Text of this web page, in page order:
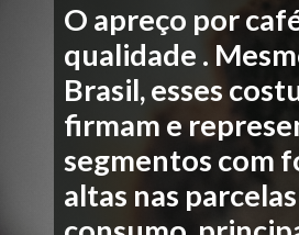
O apreço por
qualidade .
Brasil, esses
firmam e
segmentos com
altas nas